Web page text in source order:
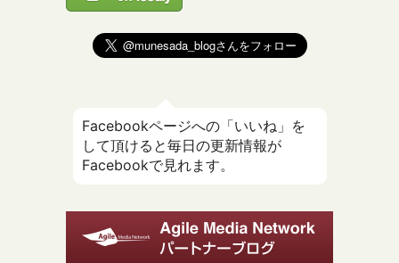
Facebookページへの「いいね」を
して頂けると毎日の更新情報が
Facebookで見れます。